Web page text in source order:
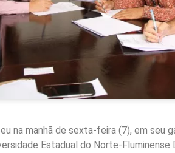
na manhã de sexta-feira (7), em seu
Estadual do Norte-Fluminense